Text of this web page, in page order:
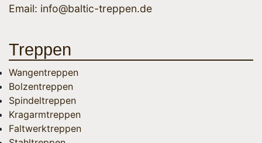
Email: info@baltic-treppen.de
Treppen
Wangentreppen
Bolzentreppen
Spindeltreppen
Kragarmtreppen
Faltwerktreppen